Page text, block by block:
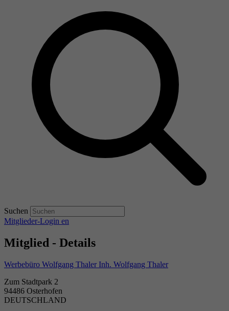
Suchen
Mitglieder-Login en
Mitglied - Details
Werbebüro Wolfgang Thaler Inh. Wolfgang Thaler
Zum Stadtpark 2
94486 Osterhofen
DEUTSCHLAND